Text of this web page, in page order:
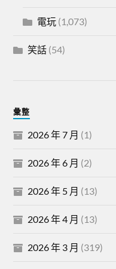
電玩 (1,073)
笑話 (54)
彙整
2026 年 7 月 (1)
2026 年 6 月 (2)
2026 年 5 月 (13)
2026 年 4 月 (13)
2026 年 3 月 (319)